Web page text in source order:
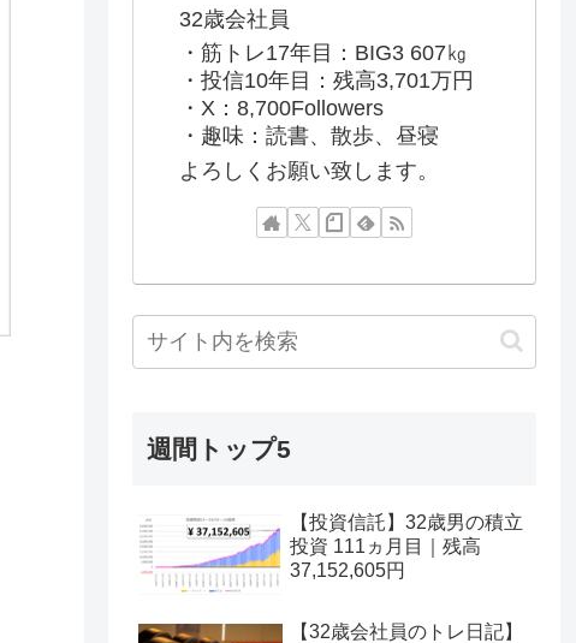
32歳会社員
・筋トレ17年目：BIG3 607㎏
・投信10年目：残高3,701万円
・X：8,700Followers
・趣味：読書、散歩、昼寝
よろしくお願い致します。
週間トップ5
【投資信託】32歳男の積立
投資 111ヵ月目｜残高
37,152,605円
【32歳会社員のトレ日記】